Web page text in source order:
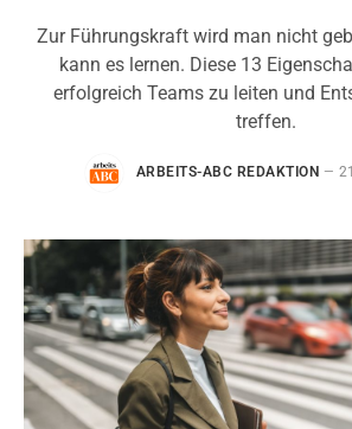
Zur Führungskraft wird man nicht
kann es lernen. Diese 13
erfolgreich Teams zu leiten und
treffen.
ARBEITS-ABC REDAKTION